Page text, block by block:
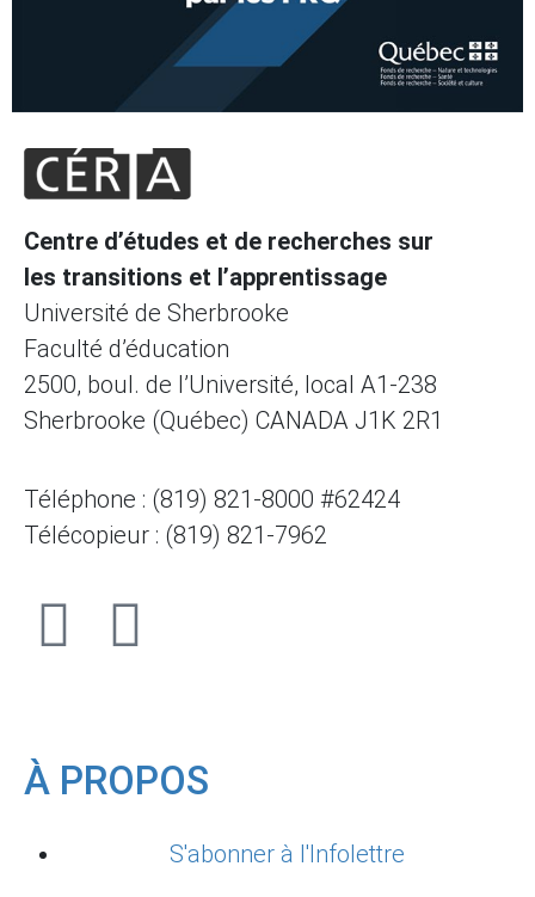
Centre d’études et de recherches sur
les transitions et l’apprentissage
Université de Sherbrooke
Faculté d’éducation
2500, boul. de l’Université, local A1-238
Sherbrooke (Québec) CANADA J1K 2R1
Téléphone : (819) 821-8000 #62424
Télécopieur : (819) 821-7962
À PROPOS
S'abonner à l'Infolettre